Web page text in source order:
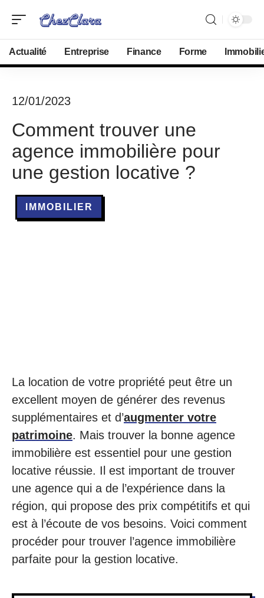
Actualité Entreprise Finance Forme
12/01/2023
Comment trouver une
agence immobilière pour
une gestion locative ?
IMMOBILIER
La location de votre propriété peut être un
excellent moyen de générer des revenus
supplémentaires et d’augmenter votre
patrimoine. Mais trouver la bonne agence
immobilière est essentiel pour une gestion
locative réussie. Il est important de trouver
une agence qui a de l’expérience dans la
région, qui propose des prix compétitifs et qui
est à l’écoute de vos besoins. Voici comment
procéder pour trouver l’agence immobilière
parfaite pour la gestion locative.